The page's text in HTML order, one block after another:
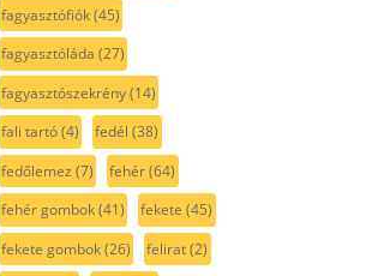
fagyasztófiók(45)
fagyasztóláda (27)
fagyasztószekrény(14)
fali tartó(4) fedél (38)
fedőlemez (7) fehér(64)
fehér gombok(41) fekete (45)
fekete gombok(26) felirat(2)